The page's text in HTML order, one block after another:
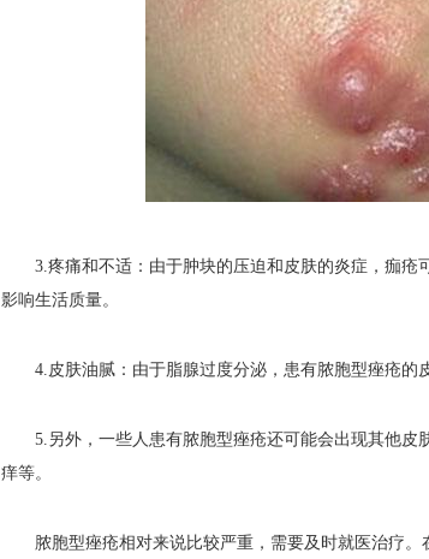
3.疼痛和不适：由于肿块的压迫和皮肤的炎症，痂疮
影响生活质量。
4.皮肤油腻：由于脂腺过度分泌，患有脓胞型痤疮的皮
5.另外，一些人患有脓胞型痤疮还可能会出现其他皮
痒等。
脓胞型痤疮相对来说比较严重，需要及时就医治疗。